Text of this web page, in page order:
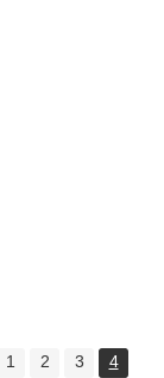
1 2 3 4